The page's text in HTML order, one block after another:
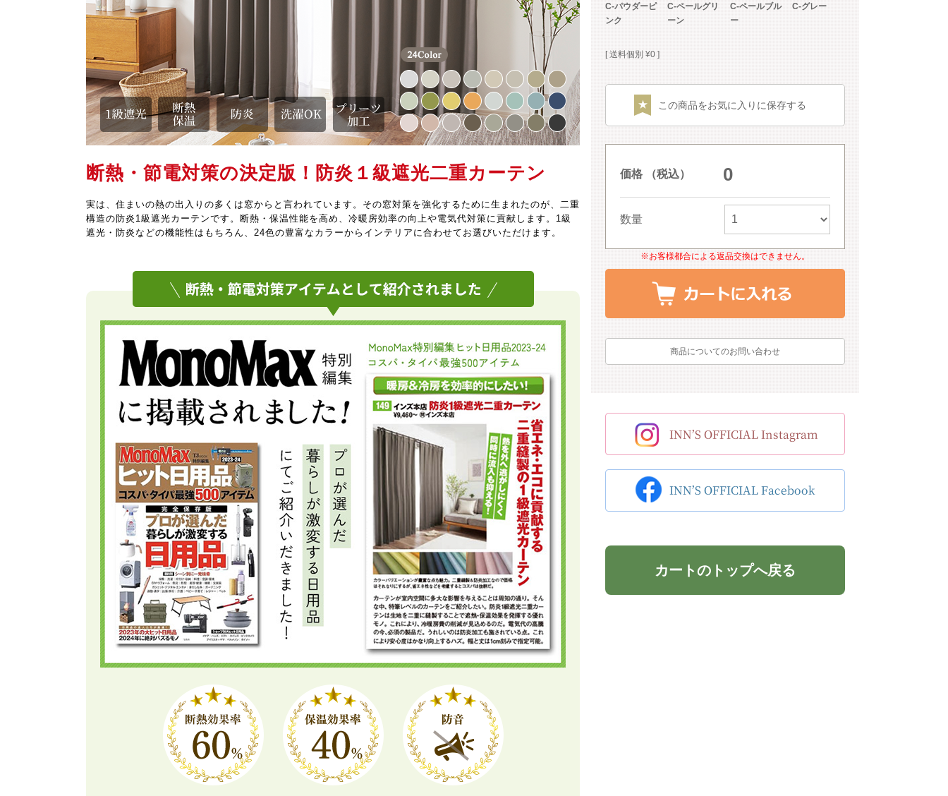
断熱・節電対策の決定版！防炎１級遮光二重カーテン
実は、住まいの熱の出入りの多くは窓からと言われています。その窓対策を強化するために生まれたのが、二重
構造の防炎1級遮光カーテンです。断熱・保温性能を高め、冷暖房効率の向上や電気代対策に貢献します。1級
遮光・防炎などの機能性はもちろん、24色の豊富なカラーからインテリアに合わせてお選びいただけます。
C-パウダーピ
ンク
C-ペールグリ
ーン
C-ペールブル
ー
C-グレー
送料個別 ¥0
この商品をお気に入りに保存する
価格 （税込） 0
数量
※お客様都合による返品交換はできません。
商品についてのお問い合わせ
カートのトップへ戻る